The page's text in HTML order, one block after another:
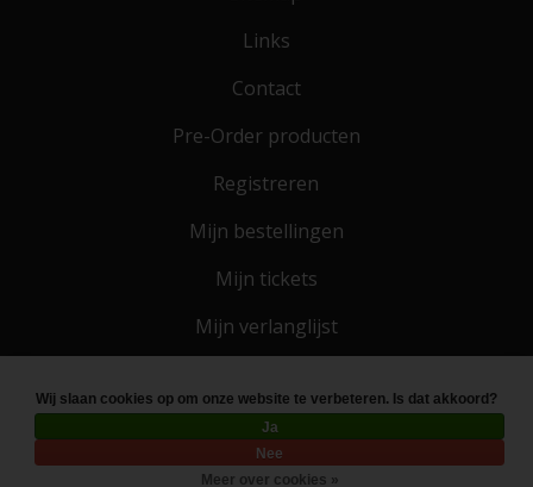
Links
Contact
Pre-Order producten
Registreren
Mijn bestellingen
Mijn tickets
Mijn verlanglijst
© Copyright 2026 Toko 4 All- Powered byLightspeed
Wij slaan cookies op om onze website te verbeteren. Is dat akkoord?
Ja
Nee
Meer over cookies »